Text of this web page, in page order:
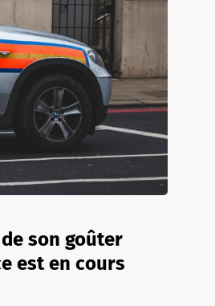
son goûter
est en cours